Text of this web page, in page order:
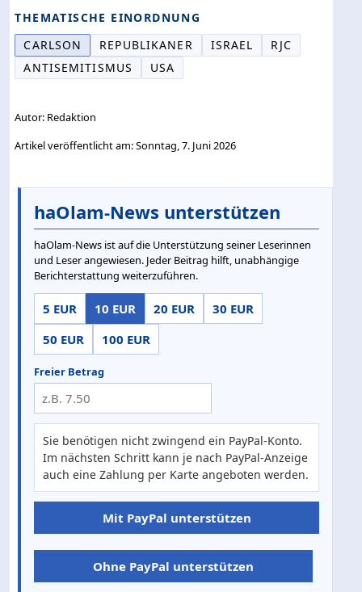
THEMATISCHE EINORDNUNG
CARLSON
REPUBLIKANER ISRAEL
RJC
ANTISEMITISMUS
USA
Autor: Redaktion
Artikel veröffentlicht am: Sonntag, 7. Juni 2026
haOlam-News unterstützen
haOlam-News ist auf die Unterstützung seiner Leserinnen
und Leser angewiesen. Jeder Beitrag hilft, unabhängige
Berichterstattung weiterzuführen.
5 EUR 10 EUR 20 EUR
30 EUR
50 EUR
100 EUR
Freier Betrag
Sie benötigen nicht zwingend ein PayPal-Konto.
Im nächsten Schritt kann je nach PayPal-Anzeige
auch eine Zahlung per Karte angeboten werden.
Mit PayPal unterstützen
Ohne PayPal unterstützen